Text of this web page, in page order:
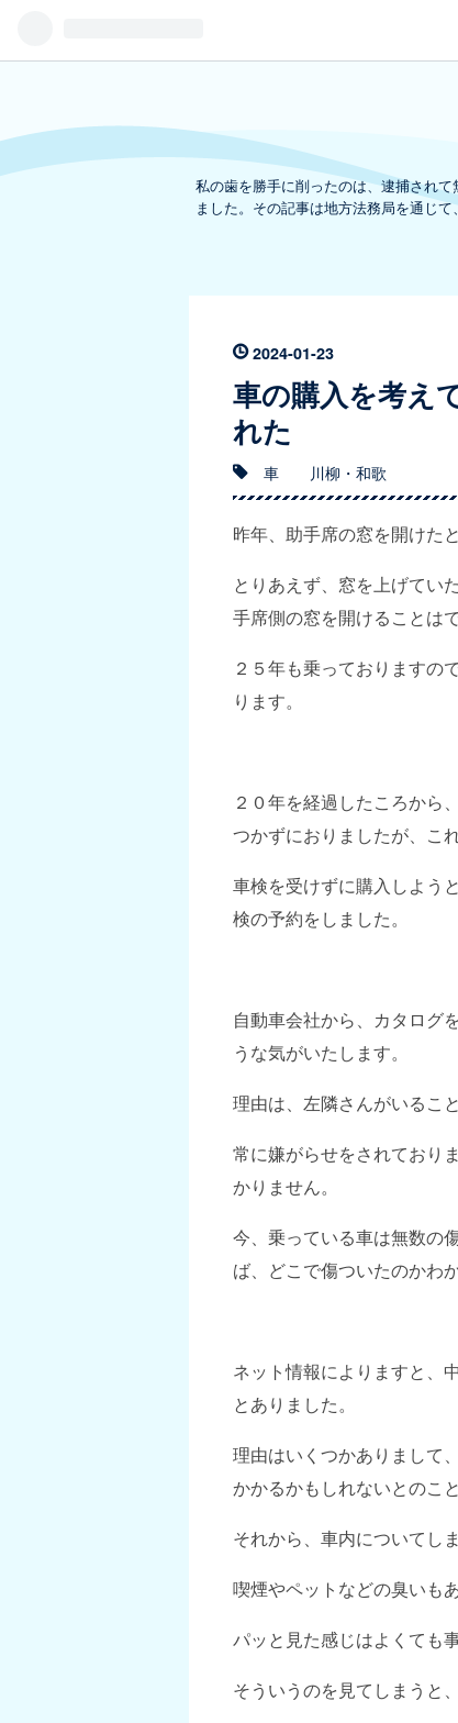
私の歯を勝手に削ったのは、逮捕され
ました。その記事は地方法務局を通じ
2024-01-23
車の購入を考え
れた
車 川柳・和歌
昨年、助手席の窓を開けた
とりあえず、窓を上げてい
手席側の窓を開けることは
２５年も乗っておりますの
ります。
２０年を経過したころから
つかずにおりましたが、こ
車検を受けずに購入しよう
検の予約をしました。
自動車会社から、カタログ
うな気がいたします。
理由は、左隣さんがいること
常に嫌がらせをされており
かりません。
今、乗っている車は無数の
ば、どこで傷ついたのかわ
ネット情報によりますと、
とありました。
理由はいくつかありまして
かかるかもしれないとのこと
それから、車内についてし
喫煙やペットなどの臭いも
パッと見た感じはよくても
そういうのを見てしまうと